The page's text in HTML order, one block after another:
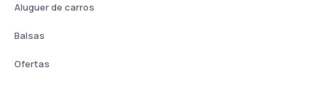
Aluguer de carros
Balsas
Ofertas